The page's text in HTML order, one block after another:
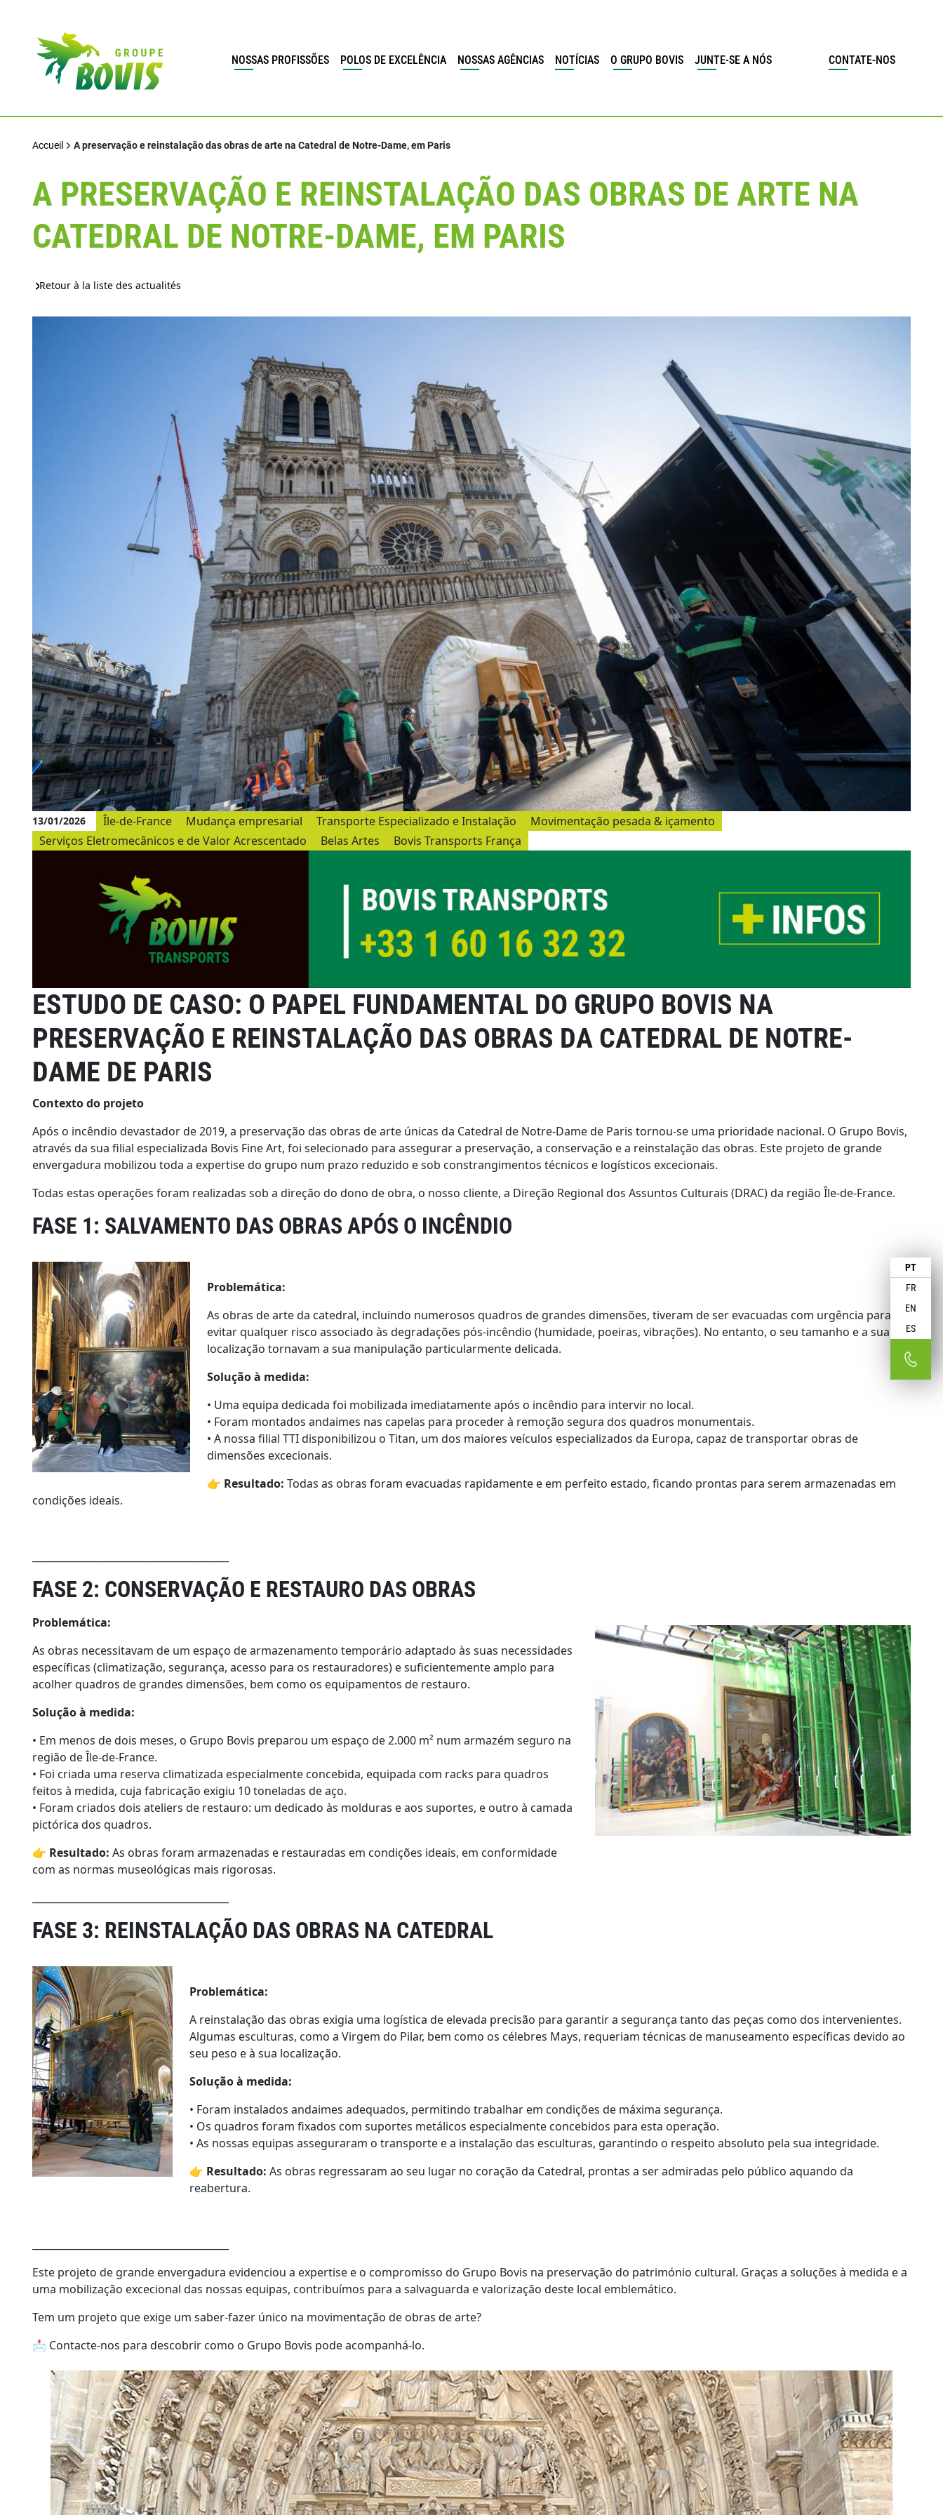
NOSSAS PROFISSÕES POLOS DE EXCELÊNCIA NOSSAS AGÊNCIAS NOTÍCIAS O GRUPO BOVIS JUNTE-SE A NÓS CONTATE-NOS
Accueil A preservação e reinstalação das obras de arte na Catedral de Notre-Dame, em Paris
A PRESERVAÇÃO E REINSTALAÇÃO DAS OBRAS DE ARTE NA
CATEDRAL DE NOTRE-DAME, EM PARIS
PT
FR
EN
ES
Retour à la liste des actualités
13/01/2026 Île-de-France Mudança empresarial Transporte Especializado e Instalação
Movimentação pesada & içamento
Serviços Eletromecânicos e de Valor Acrescentado
Belas Artes Bovis Transports França
ESTUDO DE CASO: O PAPEL FUNDAMENTAL DO GRUPO BOVIS NA
PRESERVAÇÃO E REINSTALAÇÃO DAS OBRAS DA CATEDRAL DE NOTRE-
DAME DE PARIS
Contexto do projeto
Após o incêndio devastador de 2019, a preservação das obras de arte únicas da Catedral de Notre-Dame de Paris tornou-se uma prioridade nacional. O Grupo Bovis,
através da sua filial especializada Bovis Fine Art, foi selecionado para assegurar a preservação, a conservação e a reinstalação das obras. Este projeto de grande
envergadura mobilizou toda a expertise do grupo num prazo reduzido e sob constrangimentos técnicos e logísticos excecionais.
Todas estas operações foram realizadas sob a direção do dono de obra, o nosso cliente, a Direção Regional dos Assuntos Culturais (DRAC) da região Île-de-France.
FASE 1: SALVAMENTO DAS OBRAS APÓS O INCÊNDIO
Problemática:
As obras de arte da catedral, incluindo numerosos quadros de grandes dimensões, tiveram de ser evacuadas com urgência para
evitar qualquer risco associado às degradações pós-incêndio (humidade, poeiras, vibrações). No entanto, o seu tamanho e a sua
localização tornavam a sua manipulação particularmente delicada.
Solução à medida:
• Uma equipa dedicada foi mobilizada imediatamente após o incêndio para intervir no local.
• Foram montados andaimes nas capelas para proceder à remoção segura dos quadros monumentais.
• A nossa filial TTI disponibilizou o Titan, um dos maiores veículos especializados da Europa, capaz de transportar obras de
dimensões excecionais.
👉 Resultado: Todas as obras foram evacuadas rapidamente e em perfeito estado, ficando prontas para serem armazenadas em
condições ideais.
FASE 2: CONSERVAÇÃO E RESTAURO DAS OBRAS
Problemática:
As obras necessitavam de um espaço de armazenamento temporário adaptado às suas necessidades
específicas (climatização, segurança, acesso para os restauradores) e suficientemente amplo para
acolher quadros de grandes dimensões, bem como os equipamentos de restauro.
Solução à medida:
• Em menos de dois meses, o Grupo Bovis preparou um espaço de 2.000 m² num armazém seguro na
região de Île-de-France.
• Foi criada uma reserva climatizada especialmente concebida, equipada com racks para quadros
feitos à medida, cuja fabricação exigiu 10 toneladas de aço.
• Foram criados dois ateliers de restauro: um dedicado às molduras e aos suportes, e outro à camada
pictórica dos quadros.
👉 Resultado: As obras foram armazenadas e restauradas em condições ideais, em conformidade
com as normas museológicas mais rigorosas.
FASE 3: REINSTALAÇÃO DAS OBRAS NA CATEDRAL
Problemática:
A reinstalação das obras exigia uma logística de elevada precisão para garantir a segurança tanto das peças como dos intervenientes.
Algumas esculturas, como a Virgem do Pilar, bem como os célebres Mays, requeriam técnicas de manuseamento específicas devido ao
seu peso e à sua localização.
Solução à medida:
• Foram instalados andaimes adequados, permitindo trabalhar em condições de máxima segurança.
• Os quadros foram fixados com suportes metálicos especialmente concebidos para esta operação.
• As nossas equipas asseguraram o transporte e a instalação das esculturas, garantindo o respeito absoluto pela sua integridade.
👉 Resultado: As obras regressaram ao seu lugar no coração da Catedral, prontas a ser admiradas pelo público aquando da
reabertura.
Este projeto de grande envergadura evidenciou a expertise e o compromisso do Grupo Bovis na preservação do património cultural. Graças a soluções à medida e a
uma mobilização excecional das nossas equipas, contribuímos para a salvaguarda e valorização deste local emblemático.
Tem um projeto que exige um saber-fazer único na movimentação de obras de arte?
📩 Contacte-nos para descobrir como o Grupo Bovis pode acompanhá-lo.